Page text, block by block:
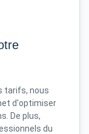
tarifs, nous
d'optimiser
De plus,
du